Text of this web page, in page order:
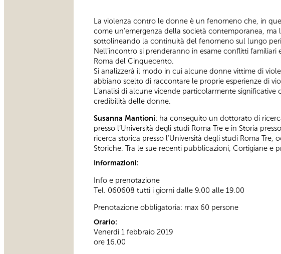
La violenza contro le donne è un fenomeno che, in
come un’emergenza della società contemporanea,
sottolineando la continuità del fenomeno sul lungo
Nell’incontro si prenderanno in esame conflitti
Roma del Cinquecento.
Si analizzerà il modo in cui alcune donne vittime di
abbiano scelto di raccontare le proprie esperienze di
L’analisi di alcune vicende particolarmente
credibilità delle donne.
Susanna Mantioni: ha conseguito un dottorato di
presso l’Università degli studi Roma Tre e in Storia
ricerca storica presso l’Università degli studi Roma
Storiche. Tra le sue recenti pubblicazioni, Cortigiane e
Informazioni:
Info e prenotazione
Tel. 060608 tutti i giorni dalle 9.00 alle 19.00
Prenotazione obbligatoria: max 60 persone
Orario:
Venerdì 1 febbraio 2019
ore 16.00